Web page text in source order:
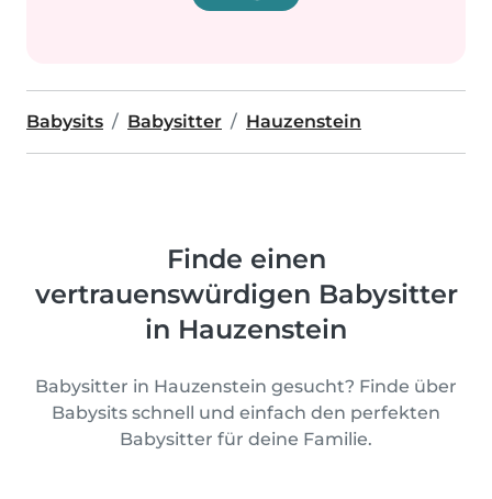
Babysits Babysitter Hauzenstein
Finde einen
vertrauenswürdigen Babysitter
in Hauzenstein
Babysitter in Hauzenstein gesucht? Finde über
Babysits schnell und einfach den perfekten
Babysitter für deine Familie.